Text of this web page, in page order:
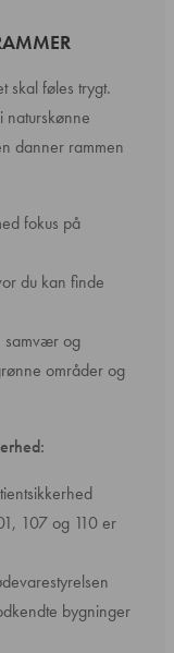
skal føles trygt.
danner rammen
fokus på
du kan finde
samvær og
områder og
107 og 110 er
bygninger